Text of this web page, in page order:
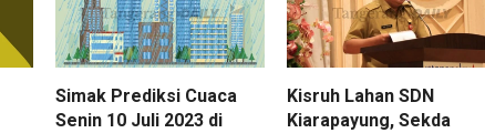
Simak Prediksi Cuaca
Senin 10 Juli 2023 di
Kisruh Lahan SDN
Kiarapayung, Sekda